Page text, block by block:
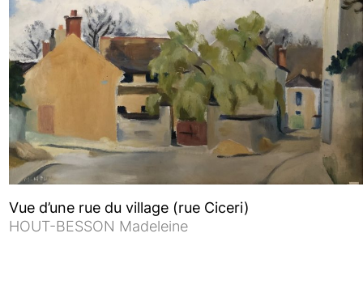
Vue d’une rue du village (rue Ciceri)
HOUT-BESSON Madeleine